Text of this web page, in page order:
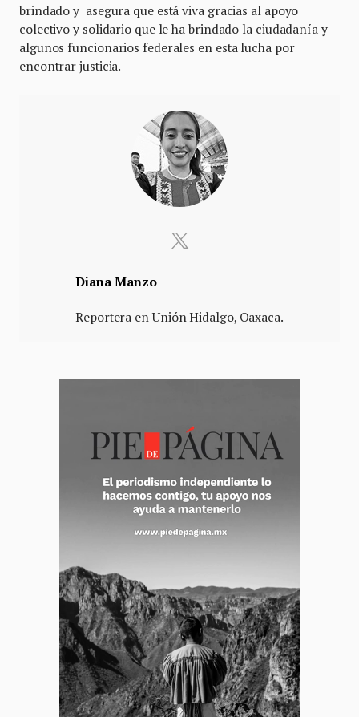
brindado y asegura que está viva gracias al apoyo
colectivo y solidario que le ha brindado la ciudadanía y
algunos funcionarios federales en esta lucha por
encontrar justicia.
Diana Manzo
Reportera en Unión Hidalgo, Oaxaca.